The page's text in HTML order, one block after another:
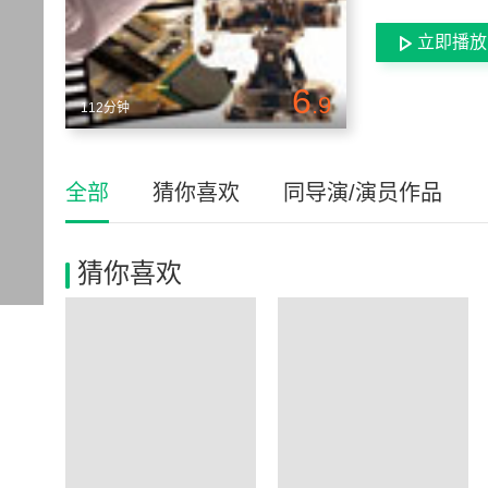
112分钟 6.9
立即播放
全部 猜你喜欢 同导演/演员作品
猜你喜欢